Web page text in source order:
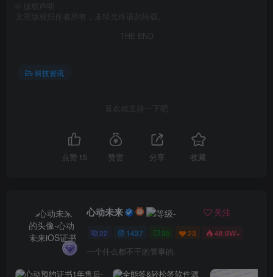
版权声明
文章版权归作者所有，未经允许请勿转载。
THE END
科技资讯
喜欢就支持一下吧
点赞 15 赞赏 分享 收藏
心动未来 关注
22 1437 35 23 48.9W+
一个什么都不干的管事的.